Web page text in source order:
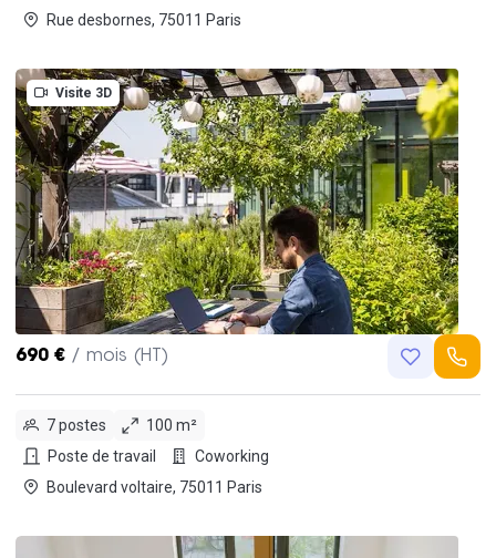
Rue desbornes, 75011 Paris
Visite 3D
690 € / mois (HT)
7 postes
100 m²
Poste de travail
Coworking
Boulevard voltaire, 75011 Paris